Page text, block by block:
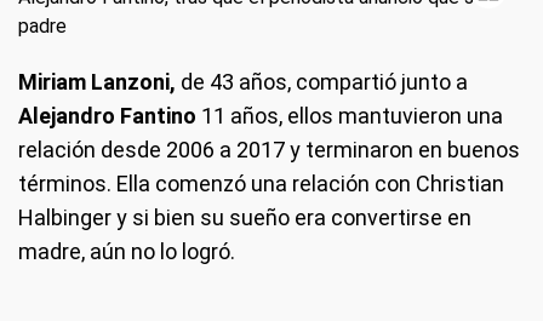
Miriam Lanzoni, de 43 años, compartió junto a
Alejandro Fantino 11 años, ellos mantuvieron una
relación desde 2006 a 2017 y terminaron en buenos
términos. Ella comenzó una relación con Christian
Halbinger y si bien su sueño era convertirse en
madre, aún no lo logró.